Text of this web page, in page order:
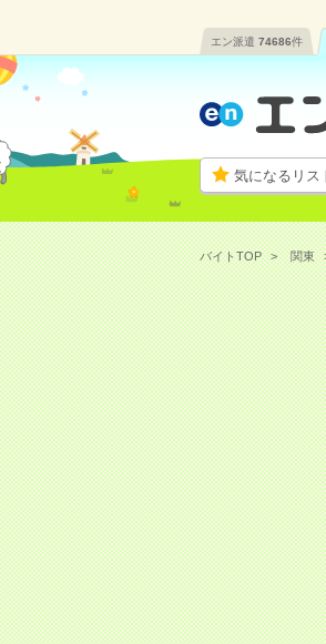
エン派遣 74686件
気になるリス
バイトTOP 関東